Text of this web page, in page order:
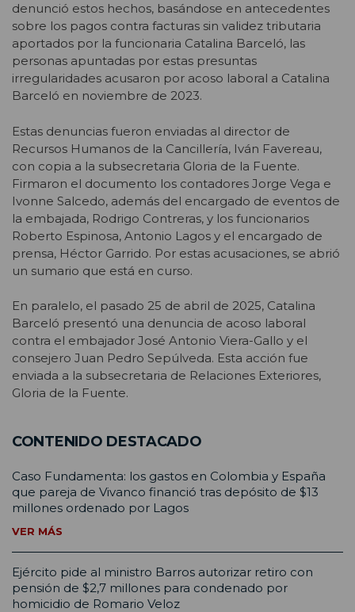
denunció estos hechos, basándose en antecedentes
sobre los pagos contra facturas sin validez tributaria
aportados por la funcionaria Catalina Barceló, las
personas apuntadas por estas presuntas
irregularidades acusaron por acoso laboral a Catalina
Barceló en noviembre de 2023.
Estas denuncias fueron enviadas al director de
Recursos Humanos de la Cancillería, Iván Favereau,
con copia a la subsecretaria Gloria de la Fuente.
Firmaron el documento los contadores Jorge Vega e
Ivonne Salcedo, además del encargado de eventos de
la embajada, Rodrigo Contreras, y los funcionarios
Roberto Espinosa, Antonio Lagos y el encargado de
prensa, Héctor Garrido. Por estas acusaciones, se abrió
un sumario que está en curso.
En paralelo, el pasado 25 de abril de 2025, Catalina
Barceló presentó una denuncia de acoso laboral
contra el embajador José Antonio Viera-Gallo y el
consejero Juan Pedro Sepúlveda. Esta acción fue
enviada a la subsecretaria de Relaciones Exteriores,
Gloria de la Fuente.
CONTENIDO DESTACADO
Caso Fundamenta: los gastos en Colombia y España
que pareja de Vivanco financió tras depósito de $13
millones ordenado por Lagos
VER MÁS
Ejército pide al ministro Barros autorizar retiro con
pensión de $2,7 millones para condenado por
homicidio de Romario Veloz